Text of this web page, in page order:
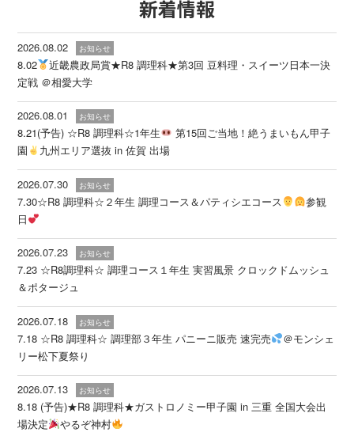
新着情報
2026.08.02 お知らせ
8.02
近畿農政局賞★R8 調理科★第3回 豆料理・スイーツ日本一決
定戦 ＠相愛大学
2026.08.01 お知らせ
8.21(予告) ☆R8 調理科☆1年生
第15回ご当地！絶うまいもん甲子
園
九州エリア選抜 in 佐賀 出場
2026.07.30 お知らせ
7.30☆R8 調理科☆２年生 調理コース＆パティシエコース
参観
日
2026.07.23 お知らせ
7.23 ☆R8調理科☆ 調理コース１年生 実習風景 クロックドムッシュ
＆ポタージュ
2026.07.18 お知らせ
7.18 ☆R8 調理科☆ 調理部３年生 パニーニ販売 速完売
＠モンシェ
リー松下夏祭り
2026.07.13 お知らせ
8.18 (予告)★R8 調理科★ガストロノミー甲子園 in 三重 全国大会出
場決定
やるぞ神村